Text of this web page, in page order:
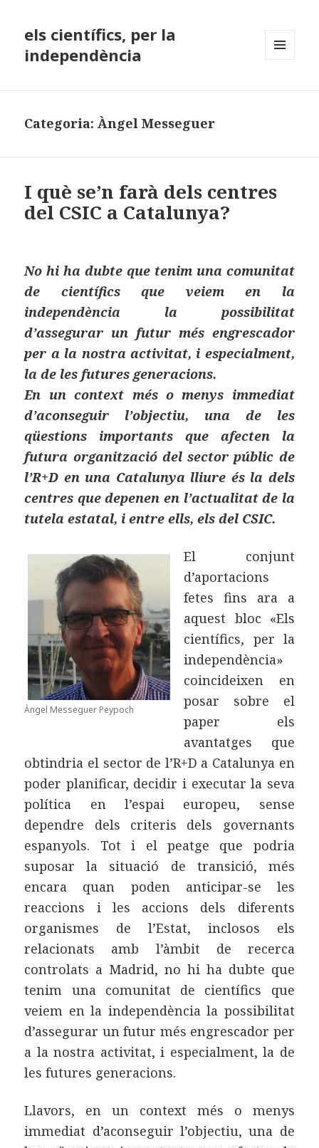
els científics, per la
independència
Categoria:Àngel Messeguer
I què se’n farà dels centres
del CSIC a Catalunya?
No hi ha dubte que tenim una comunitat
de científics que veiem en la
independència la possibilitat
d’assegurar un futur més engrescador
per a la nostra activitat, i especialment,
la de les futures generacions.
En un context més o menys immediat
d’aconseguir l’objectiu, una de les
qüestions importants que afecten la
futura organització del sector públic de
l’R+D en una Catalunya lliure és la dels
centres que depenen en l’actualitat de la
tutela estatal, i entre ells, els del CSIC.
Àngel Messeguer Peypoch
El conjunt
d’aportacions
fetes fins ara a
aquest bloc «Els
científics, per la
independència»
coincideixen en
posar sobre el
paper els
avantatges que
obtindria el sector de l’R+D a Catalunya en
poder planificar, decidir i executar la seva
política en l’espai europeu, sense
dependre dels criteris dels governants
espanyols. Tot i el peatge que podria
suposar la situació de transició, més
encara quan poden anticipar-se les
reaccions i les accions dels diferents
organismes de l’Estat, inclosos els
relacionats amb l’àmbit de recerca
controlats a Madrid, no hi ha dubte que
tenim una comunitat de científics que
veiem en la independència la possibilitat
d’assegurar un futur més engrescador per
a la nostra activitat, i especialment, la de
les futures generacions.
Llavors, en un context més o menys
immediat d’aconseguir l’objectiu, una de